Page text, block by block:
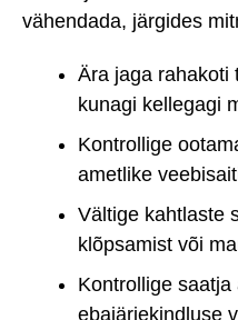
vähendada, järgides
Ära jaga rahakoti
kunagi kellegagi
Kontrollige
ametlike
Vältige kahtlaste
klõpsamist või
Kontrollige
ebajärjekindluse